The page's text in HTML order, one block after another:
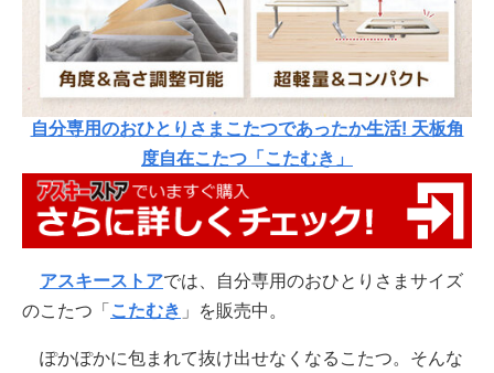
自分専用のおひとりさまこたつであったか生活! 天板角
度自在こたつ「こたむき」
アスキーストアでは、自分専用のおひとりさまサイズ
のこたつ「 こたむき 」を販売中。
ぽかぽかに包まれて抜け出せなくなるこたつ。そんな